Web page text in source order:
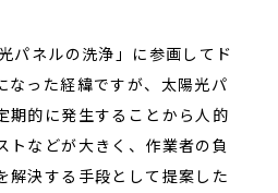
パネルの洗浄」に参画してド
った経緯ですが、 太陽光パ
期的に発生することから人的
トなどが大きく、作業者の負
解決する 手段として提案した